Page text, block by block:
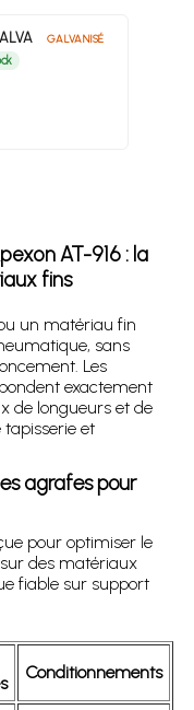
GALVANISÉ
AT-916 : la
fins
un matériau fin
sans
Les
exactement
de longueurs et de
et
agrafes pour
pour optimiser le
des matériaux
fiable sur support
Conditionnements